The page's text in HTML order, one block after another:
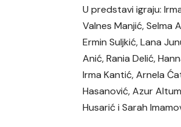
U predstavi igraju:
Valnes Manjić, Selma
Ermin Suljkić, Lana
Anić, Rania Delić,
Irma Kantić, Arnela
Hasanović, Azur
Husarić i Sarah